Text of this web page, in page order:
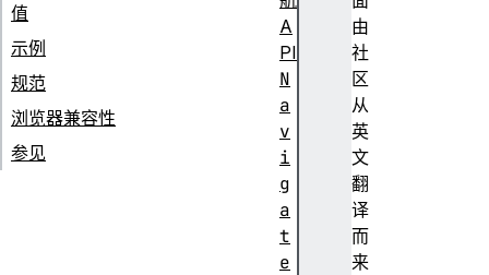
由
社
区
从
英
文
翻
译
而
来
值
示例
规范
浏览器兼容性
参见
A
PI
N
a
v
i
g
a
t
e